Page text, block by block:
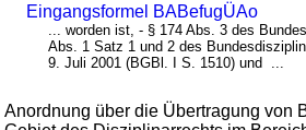
Eingangsformel BABefugÜAo
... worden ist, - § 174 Abs. 3 des
Abs. 1 Satz 1 und 2 des
9. Juli 2001 (BGBl. I S. 1510) und ...
Anordnung über die Übertragung von